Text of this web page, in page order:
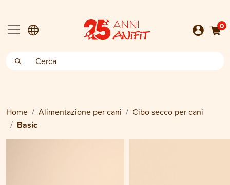
0
Home Alimentazione per cani Cibo secco per cani
Basic